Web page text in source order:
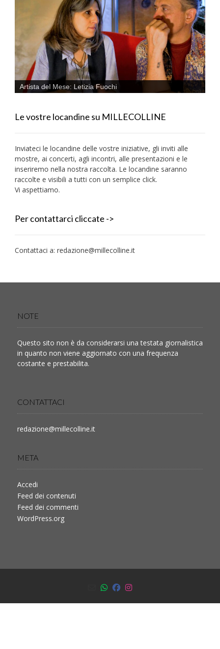
Artista del Mese: Letizia Fuochi
Le vostre locandine su MILLECOLLINE
Inviateci le locandine delle vostre iniziative, gli inviti alle
mostre, ai concerti, agli incontri, alle presentazioni e le
inseriremo nella nostra raccolta. Le locandine saranno
raccolte e visibili a tutti con un semplice click.
Vi aspettiamo.
Per contattarci cliccate ->
Contattaci a: redazione@millecolline.it
NOTE
Questo sito non è da considerarsi una testata giornalistica
in quanto non viene aggiornato con una frequenza
costante e prestabilita.
CONTATTACI
redazione@millecolline.it
META
Accedi
Feed dei contenuti
Feed dei commenti
WordPress.org